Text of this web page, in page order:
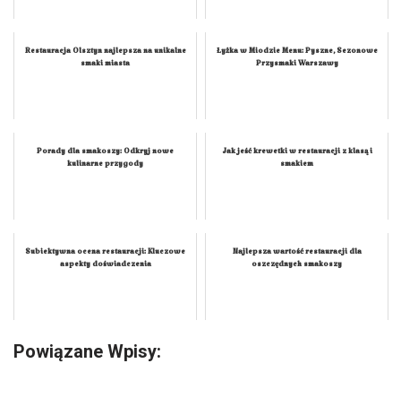
Restauracja Olsztyn najlepsza na unikalne
smaki miasta
Łyżka w Miodzie Menu: Pyszne, Sezonowe
Przysmaki Warszawy
Porady dla smakoszy: Odkryj nowe
kulinarne przygody
Jak jeść krewetki w restauracji z klasą i
smakiem
Subiektywna ocena restauracji: Kluczowe
aspekty doświadczenia
Najlepsza wartość restauracji dla
oszczędnych smakoszy
Powiązane Wpisy: